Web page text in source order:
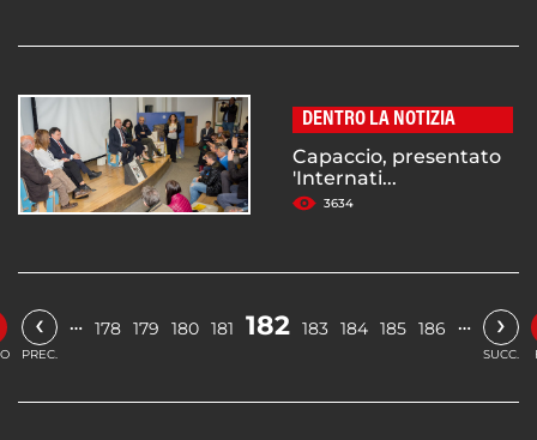
DENTRO LA NOTIZIA
Capaccio, presentato
'Internati...
3634
‹
PREC.
… 178 179 180 181 182 183 184 185 186 … ›
SUCC.